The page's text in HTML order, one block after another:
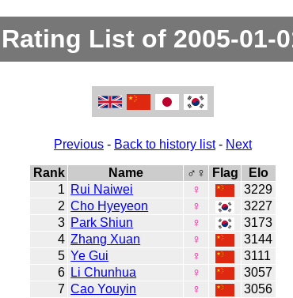
Rating List of 2005-01-
Previous - Back to history list- Next
Rank Name ♂♀ Flag
Elo
1 Rui Naiwei ♀
3229
2 Cho Hyeyeon ♀
3227
3 Park Shiun ♀
3173
4 Zhang Xuan ♀
3144
5 Ye Gui ♀
3111
6 Li Chunhua ♀
3057
7 Cao Youyin ♀
3056